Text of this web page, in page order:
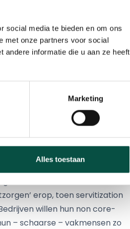
social media te bieden en om ons
met onze partners voor social
andere informatie die u aan ze heeft
Marketing
Alles toestaan
de grote initiatiefnemers
het verhaal begrijpen’,
samenwerken en buiten de
bij het AML-fieldlab, omdat
handlen van producten
ideeën over 4PP los
manier van denken is nog
met AML op de BIC.
erop, toen servitization
willen hun non core-
– schaarse – vakmensen zo